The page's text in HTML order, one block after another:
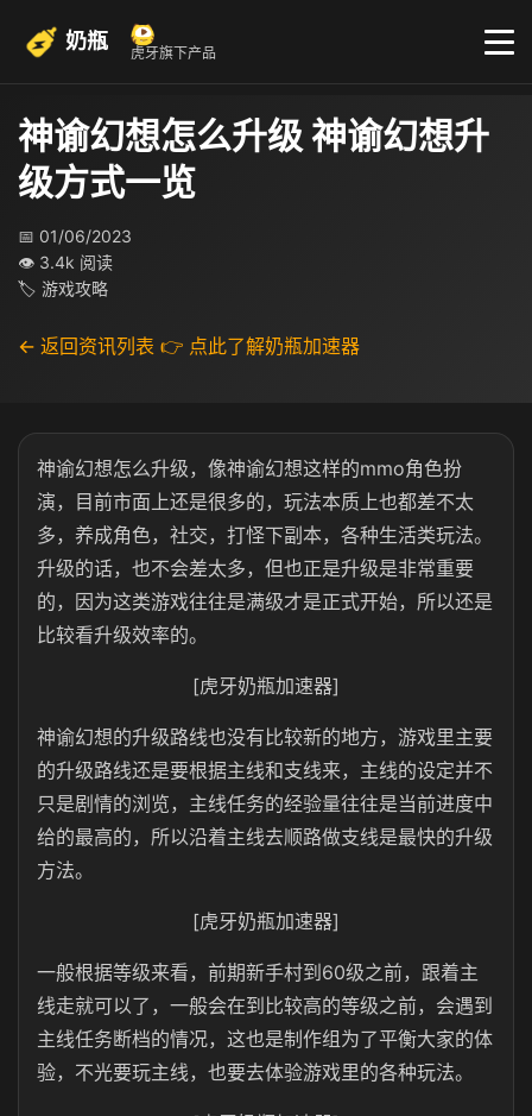
奶瓶 虎牙旗下产品
神谕幻想怎么升级 神谕幻想升
级方式一览
📅 01/06/2023
👁 3.4k 阅读
🏷 游戏攻略
← 返回资讯列表 👉 点此了解奶瓶加速器
神谕幻想怎么升级，像神谕幻想这样的mmo角色扮
演，目前市面上还是很多的，玩法本质上也都差不太
多，养成角色，社交，打怪下副本，各种生活类玩法。
升级的话，也不会差太多，但也正是升级是非常重要
的，因为这类游戏往往是满级才是正式开始，所以还是
比较看升级效率的。
[虎牙奶瓶加速器]
神谕幻想的升级路线也没有比较新的地方，游戏里主要
的升级路线还是要根据主线和支线来，主线的设定并不
只是剧情的浏览，主线任务的经验量往往是当前进度中
给的最高的，所以沿着主线去顺路做支线是最快的升级
方法。
[虎牙奶瓶加速器]
一般根据等级来看，前期新手村到60级之前，跟着主
线走就可以了，一般会在到比较高的等级之前，会遇到
主线任务断档的情况，这也是制作组为了平衡大家的体
验，不光要玩主线，也要去体验游戏里的各种玩法。